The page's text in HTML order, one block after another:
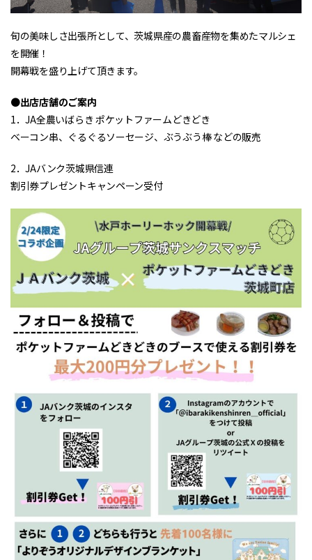
旬の美味しさ出張所として、茨城県産の農畜産物を集めたマルシェ
を開催！
開幕戦を盛り上げて頂きます。
●出店店舗のご案内
1．JA全農いばらき ポケットファームどきどき
ベーコン串、ぐるぐるソーセージ、ぶうぶう棒 などの販売
2．JAバンク茨城県信連
割引券プレゼントキャンペーン受付